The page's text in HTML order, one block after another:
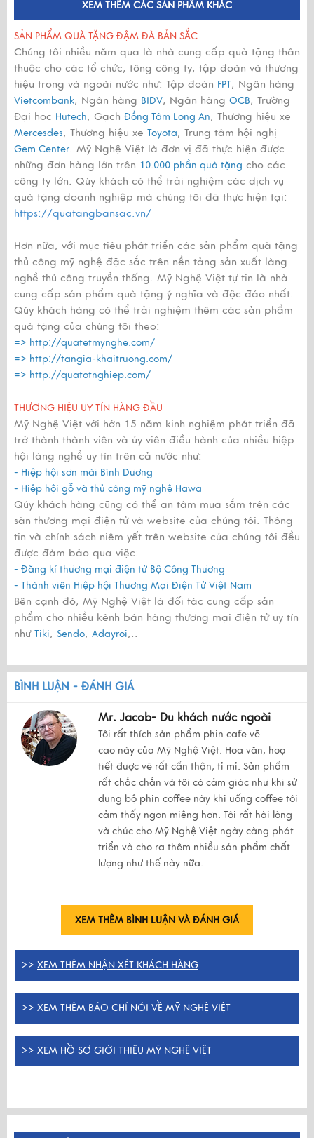
XEM THÊM CÁC SẢN PHẨM KHÁC
SẢN PHẨM QUÀ TẶNG ĐẬM ĐÀ BẢN SẮC
Chúng tôi nhiều năm qua là nhà cung cấp quà tặng thân
thuộc cho các tổ chức, tông công ty, tập đoàn và thương
hiệu trong và ngoài nước như: Tập đoàn FPT, Ngân hàng
Vietcombank, Ngân hàng BIDV, Ngân hàng OCB, Trường
Đại học Hutech, Gạch Đồng Tâm Long An, Thương hiệu xe
Mercesdes, Thương hiệu xe Toyota, Trung tâm hội nghị
Gem Center. Mỹ Nghệ Việt là đơn vị đã thực hiện được
những đơn hàng lớn trên 10.000 phần quà tặng cho các
công ty lớn. Qúy khách có thể trải nghiệm các dịch vụ
quà tặng doanh nghiệp mà chúng tôi đã thực hiện tại:
https://quatangbansac.vn/
Hơn nữa, với mục tiêu phát triển các sản phẩm quà tặng
thủ công mỹ nghệ đặc sắc trên nền tảng sản xuất làng
nghề thủ công truyền thống. Mỹ Nghệ Việt tự tin là nhà
cung cấp sản phẩm quà tặng ý nghĩa và độc đáo nhất.
Qúy khách hàng có thể trải nghiệm thêm các sản phẩm
quà tặng của chúng tôi theo:
=> http://quatetmynghe.com/
=> http://tangia-khaitruong.com/
=> http://quatotnghiep.com/
THƯƠNG HIỆU UY TÍN HÀNG ĐẦU
Mỹ Nghệ Việt với hớn 15 năm kinh nghiệm phát triển đã
trở thành thành viên và ủy viên điều hành của nhiều hiệp
hội làng nghề uy tín trên cả nước như:
- Hiệp hội sơn mài Bình Dương
- Hiệp hội gỗ và thủ công mỹ nghệ Hawa
Qúy khách hàng cũng có thể an tâm mua sắm trên các
sàn thương mại điện tử và website của chúng tôi. Thông
tin và chính sách niêm yết trên website của chúng tôi đều
được đảm bảo qua việc:
- Đăng kí thương mại điện tử Bộ Công Thương
- Thành viên Hiệp hội Thương Mại Điện Tử Việt Nam
Bên cạnh đó, Mỹ Nghệ Việt là đối tác cung cấp sản
phẩm cho nhiều kênh bán hàng thương mại điện tử uy tín
như Tiki, Sendo, Adayroi,..
BÌNH LUẬN - ĐÁNH GIÁ
Mr. Jacob- Du khách nước ngoài
Tôi rất thích sản phẩm phin cafe vẽ
cao này của Mỹ Nghệ Việt. Hoa văn, hoạ
tiết được vẽ rất cẩn thận, tỉ mỉ. Sản phẩm
rất chắc chắn và tôi có cảm giác như khi sử
dụng bộ phin coffee này khi uống coffee tôi
cảm thấy ngon miệng hơn. Tôi rất hài lòng
và chúc cho Mỹ Nghệ Việt ngày càng phát
triển và cho ra thêm nhiều sản phẩm chất
lượng như thế này nữa.
XEM THÊM BÌNH LUẬN VÀ ĐÁNH GIÁ
>> XEM THÊM NHẬN XÉT KHÁCH HÀNG
>> XEM THÊM BÁO CHÍ NÓI VỀ MỸ NGHỆ VIỆT
>> XEM HỒ SƠ GIỚI THIỆU MỸ NGHỆ VIỆT